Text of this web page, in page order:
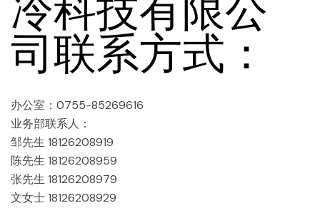
司联系方式：
办公室：0755-85269616
业务部联系人：
邹先生 18126208919
陈先生 18126208959
张先生 18126208979
文女士 18126208929